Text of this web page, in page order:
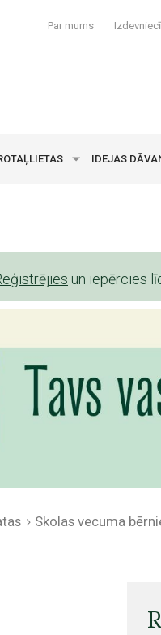
Par mums
IDEJAS
un iepērcies
Skolas vecuma